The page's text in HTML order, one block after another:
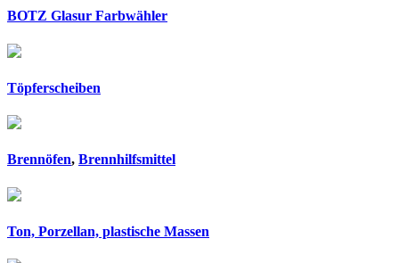
BOTZ Glasur Farbwähler
Töpferscheiben
Brennöfen, Brennhilfsmittel
Ton, Porzellan, plastische Massen